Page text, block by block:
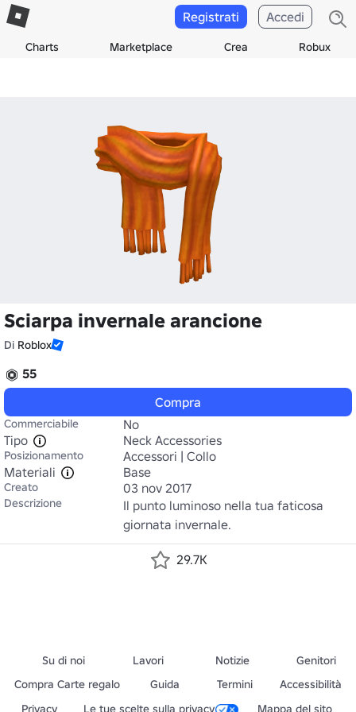
Charts Marketplace Crea Robux
Registrati Accedi
Sciarpa invernale arancione
Di Roblox
55
Compra
Commerciabile
No
Tipo
Neck Accessories
Posizionamento
Accessori | Collo
Materiali
Base
Creato 03 nov 2017
Descrizione
Il punto luminoso nella tua faticosa
giornata invernale.
29.7K
Su di noi Lavori Notizie
Genitori
Compra Carte regalo
Guida Termini
Accessibilità
Privacy
Le tue scelte sulla privacy Mappa del sito